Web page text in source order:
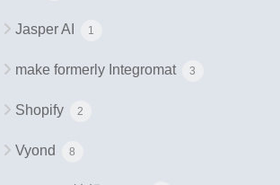
Jasper AI 1
make formerly Integromat 3
Shopify 2
Vyond 8